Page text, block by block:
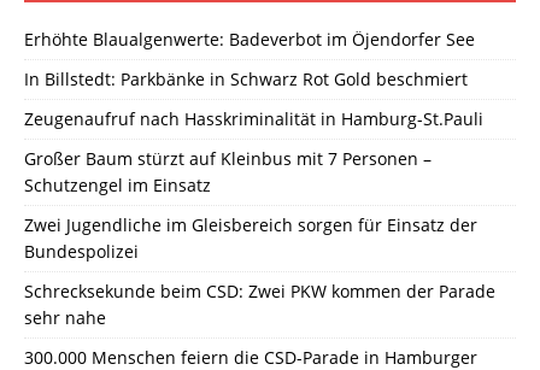
Erhöhte Blaualgenwerte: Badeverbot im Öjendorfer See
In Billstedt: Parkbänke in Schwarz Rot Gold beschmiert
Zeugenaufruf nach Hasskriminalität in Hamburg-St.Pauli
Großer Baum stürzt auf Kleinbus mit 7 Personen –
Schutzengel im Einsatz
Zwei Jugendliche im Gleisbereich sorgen für Einsatz der
Bundespolizei
Schrecksekunde beim CSD: Zwei PKW kommen der Parade
sehr nahe
300.000 Menschen feiern die CSD-Parade in Hamburger